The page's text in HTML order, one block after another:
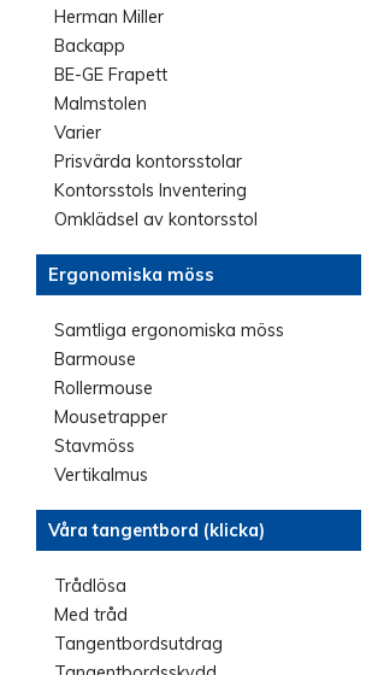
Herman Miller
Backapp
BE-GE Frapett
Malmstolen
Varier
Prisvärda kontorsstolar
Kontorsstols Inventering
Omklädsel av kontorsstol
Ergonomiska möss
Samtliga ergonomiska möss
Barmouse
Rollermouse
Mousetrapper
Stavmöss
Vertikalmus
Våra tangentbord (klicka)
Trådlösa
Med tråd
Tangentbordsutdrag